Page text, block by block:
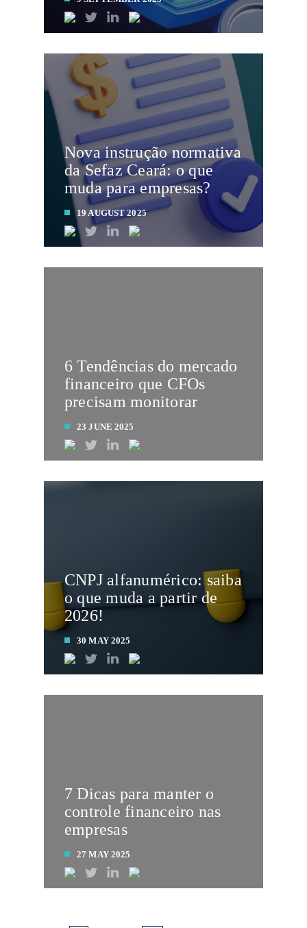
Nova instrução normativa
da Sefaz Ceará: o que
muda para empresas?
19 AUGUST 2025
6 Tendências do mercado
financeiro que CFOs
precisam monitorar
23 JUNE 2025
CNPJ alfanumérico: saiba
o que muda a partir de
2026!
30 MAY 2025
7 Dicas para manter o
controle financeiro nas
empresas
27 MAY 2025